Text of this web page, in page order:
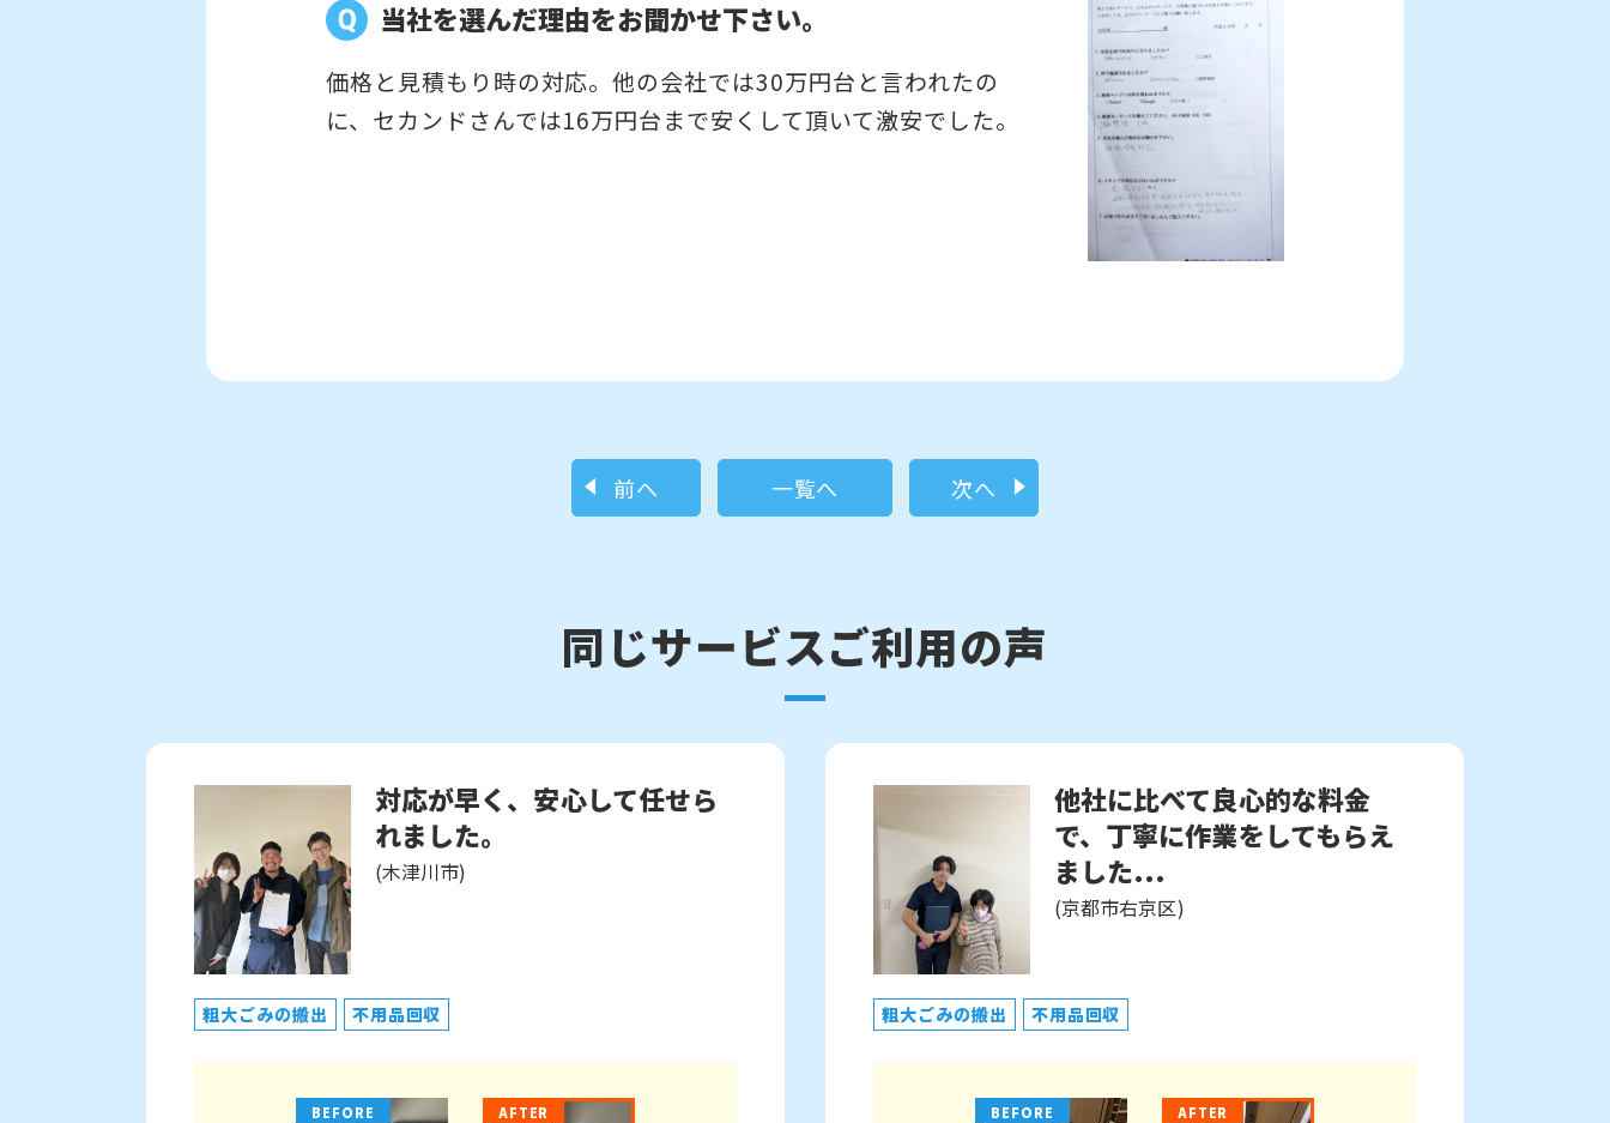
当社を選んだ理由をお聞かせ下さい。
価格と見積もり時の対応。他の会社では30万円台と言われたの
に、セカンドさんでは16万円台まで安くして頂いて激安でした。
前へ 一覧へ 次へ
同じサービスご利用の声
対応が早く、安心して任せら
れました。
(木津川市)
粗大ごみの搬出 不用品回収
BEFORE AFTER
他社に比べて良心的な料金
で、丁寧に作業をしてもらえ
ました...
(京都市右京区)
粗大ごみの搬出 不用品回収
BEFORE AFTER